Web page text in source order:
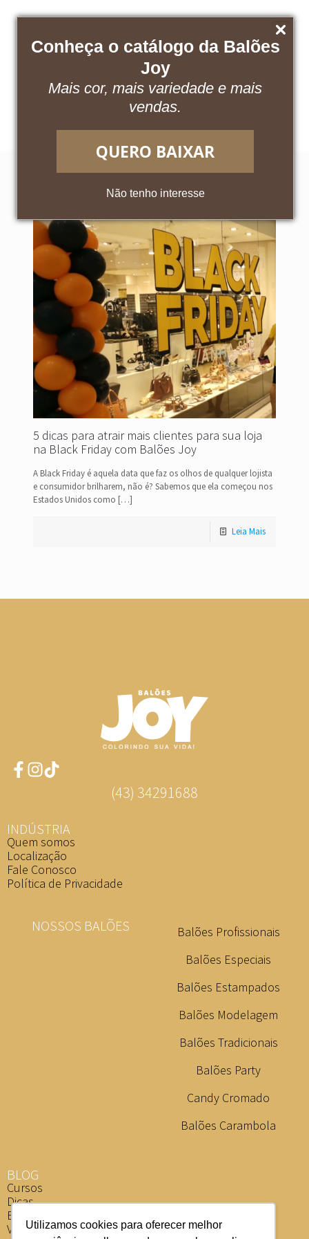
Conheça o catálogo da Balões
Joy
Mais cor, mais variedade e mais
vendas.
QUERO BAIXAR
Não tenho interesse
Utilizamos cookies para oferecer melhor
Baixe nosso catálogo Acesse o App
5 dicas para atrair mais clientes para sua loja
na Black Friday com Balões Joy
A Black Friday é aquela data que faz os olhos de qualquer lojista
e consumidor brilharem, não é? Sabemos que ela começou nos
Estados Unidos como […]
Leia Mais
(43) 34291688
INDÚSTRIA
Quem somos
Localização
Fale Conosco
Política de Privacidade
NOSSOS BALÕES
Balões Profissionais
Balões Especiais
Balões Estampados
Balões Modelagem
Balões Tradicionais
Balões Party
Candy Cromado
Balões Carambola
BLOG
Cursos
Dicas
Eventos
Vídeos